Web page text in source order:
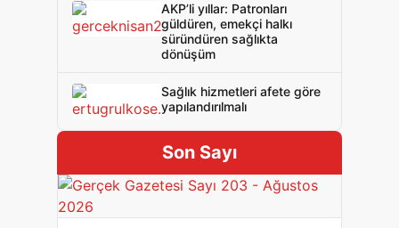
AKP’li yıllar: Patronları
güldüren, emekçi halkı
süründüren sağlıkta
dönüşüm
Sağlık hizmetleri afete göre
yapılandırılmalı
Son Sayı